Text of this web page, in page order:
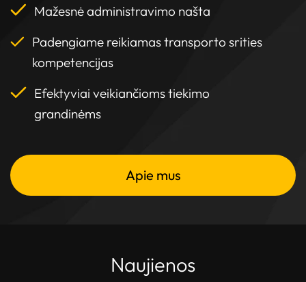
Mažesnė administravimo našta
Padengiame reikiamas transporto srities
kompetencijas
Efektyviai veikiančioms tiekimo
grandinėms
Apie mus
Naujienos